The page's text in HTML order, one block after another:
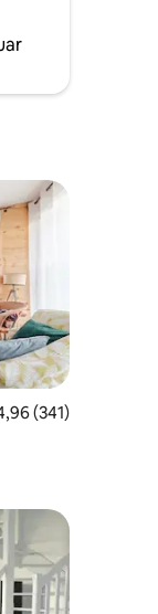
të
mesatar
(341)